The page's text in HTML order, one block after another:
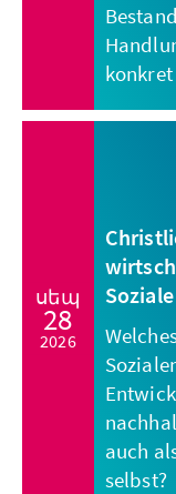
սեպ
28
2026
auch
selbst?